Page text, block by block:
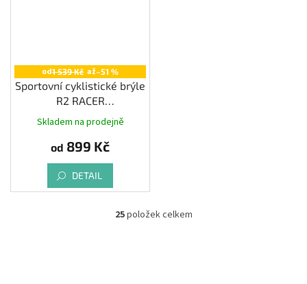
od1 539 Kč až–51 %
Sportovní cyklistické brýle
R2 RACER
fotochromatické
Skladem na prodejně
od 899 Kč
DETAIL
O
25položek celkem